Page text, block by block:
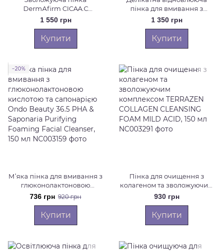
DermАfirm CICAA.C
Cleansing Foam, 150 г
1 550 грн
Купити
пінка для вмивання з
екзосомами DermАfirm
Hydra Repair Cleanser R4
Perilla Purple, 120 мл
1 350 грн
Купити
−20%
М’яка пінка для вмивання з
глюконолактоновою
кислотою та сапонарією
Ondo Beauty 36.5 PHA &
Saponaria Purifying
Foaming Facial Cleanser, 150
736 грн 920 грн
Купити
Пінка для очищення з
колагеном та зволожуючим
комплексом TERRAZEN
COLLAGEN CLEANSING
FOAM MILD ACID, 150 мл
930 грн
Купити